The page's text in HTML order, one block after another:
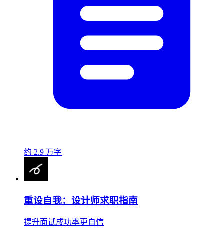
约 2.9 万字
重设自我：设计师求职指南
提升面试成功率更自信